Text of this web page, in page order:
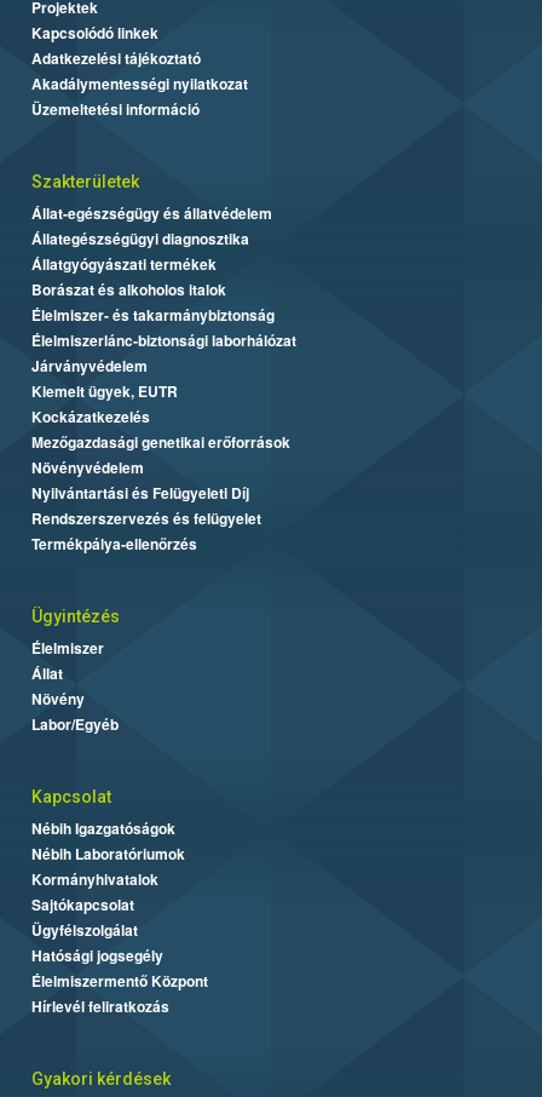
Projektek
Kapcsolódó linkek
Adatkezelési tájékoztató
Akadálymentességi nyilatkozat
Üzemeltetési információ
Szakterületek
Állat-egészségügy és állatvédelem
Állategészségügyi diagnosztika
Állatgyógyászati termékek
Borászat és alkoholos italok
Élelmiszer- és takarmánybiztonság
Élelmiszerlánc-biztonsági laborhálózat
Járványvédelem
Kiemelt ügyek, EUTR
Kockázatkezelés
Mezőgazdasági genetikai erőforrások
Növényvédelem
Nyilvántartási és Felügyeleti Díj
Rendszerszervezés és felügyelet
Termékpálya-ellenőrzés
Ügyintézés
Élelmiszer
Állat
Növény
Labor/Egyéb
Kapcsolat
Nébih Igazgatóságok
Nébih Laboratóriumok
Kormányhivatalok
Sajtókapcsolat
Ügyfélszolgálat
Hatósági jogsegély
Élelmiszermentő Központ
Hírlevél feliratkozás
Gyakori kérdések